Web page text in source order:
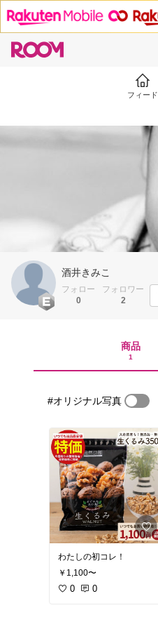
フィード
酒井きみこ
フォロー
0
フォロワー
2
商品
1
#オリジナル写真
わたしの初コレ！
￥1,100〜
0 0